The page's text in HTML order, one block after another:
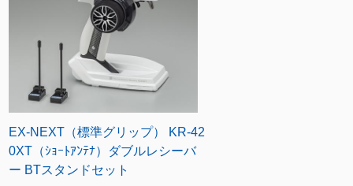
EX-NEXT（標準グリップ） KR-42
0XT（ｼｮｰﾄｱﾝﾃﾅ）ダブルレシーバ
ー BTスタンドセット